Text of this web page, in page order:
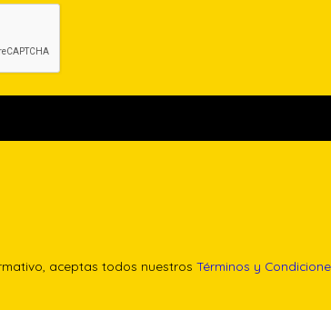
aceptas todos nuestros Términos y